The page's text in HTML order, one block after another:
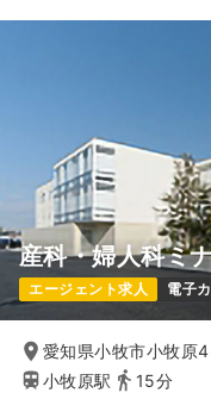
産科・婦人科ミ
エージェント求人 電子
愛知県小牧市小牧原
小牧原駅
15分